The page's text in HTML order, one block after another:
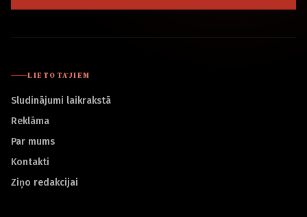
LIETOTĀJIEM
Sludinājumi laikrakstā
Reklāma
Par mums
Kontakti
Ziņo redakcijai